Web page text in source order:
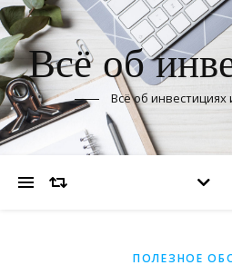
Всё об
Всё об инвестициях
ПОЛЕЗНОЕ